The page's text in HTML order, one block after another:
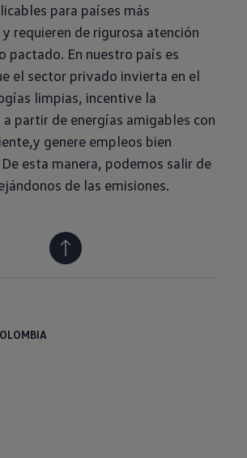
para países más
requieren de rigurosa atención
pactado. En nuestro país es
el sector privado invierta en el
limpias, incentive la
partir de energías amigables con
genere empleos bien
esta manera, podemos salir de
de las emisiones.